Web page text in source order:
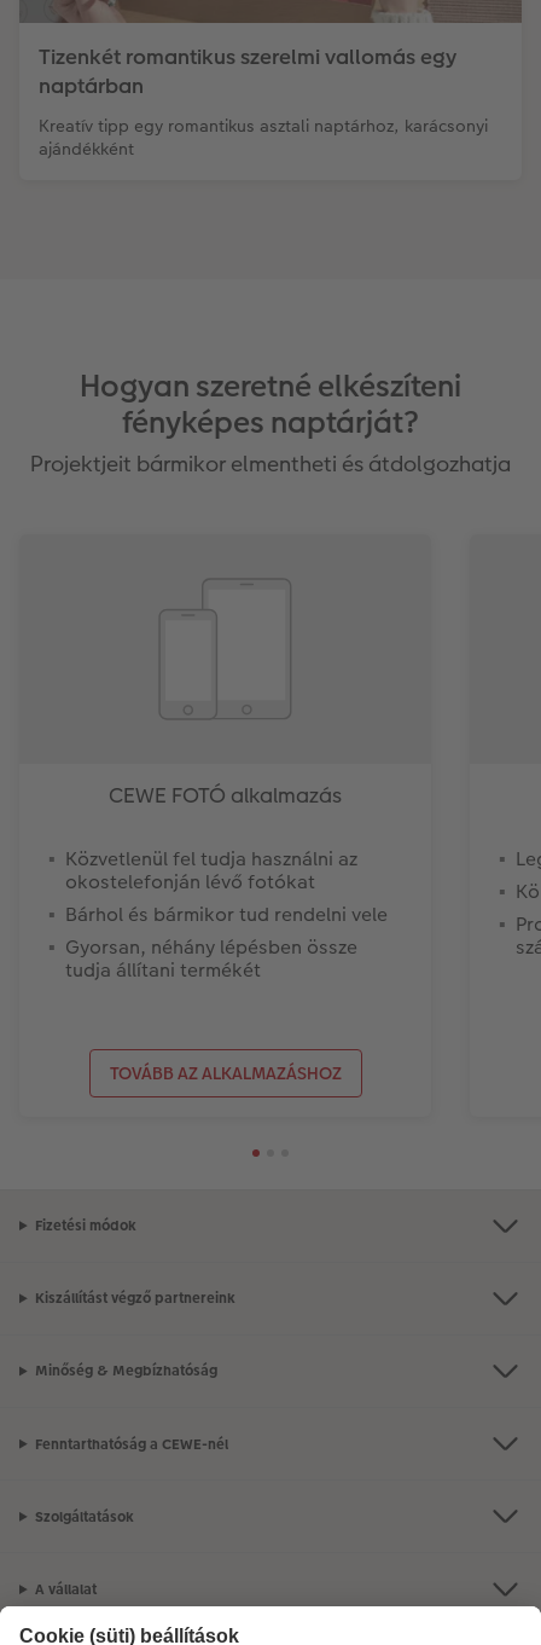
Tizenkét romantikus szerelmi vallomás egy
naptárban
Kreatív tipp egy romantikus asztali naptárhoz, karácsonyi
ajándékként
Hogyan szeretné elkészíteni
fényképes naptárját?
Projektjeit bármikor elmentheti és átdolgozhatja
CEWE FOTÓ alkalmazás
Közvetlenül fel tudja használni az
okostelefonján lévő fotókat
Bárhol és bármikor tud rendelni vele
Gyorsan, néhány lépésben össze
tudja állítani termékét
TOVÁBB AZ ALKALMAZÁSHOZ
Fizetési módok
Kiszállítást végző partnereink
Minőség & Megbízhatóság
Fenntarthatóság a CEWE-nél
Szolgáltatások
A vállalat